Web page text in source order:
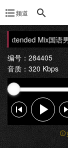
频道
Mix国语男)
编号：284405
音质：320 Kbps